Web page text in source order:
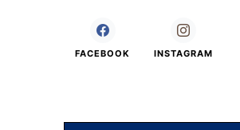
FACEBOOK INSTAGRAM